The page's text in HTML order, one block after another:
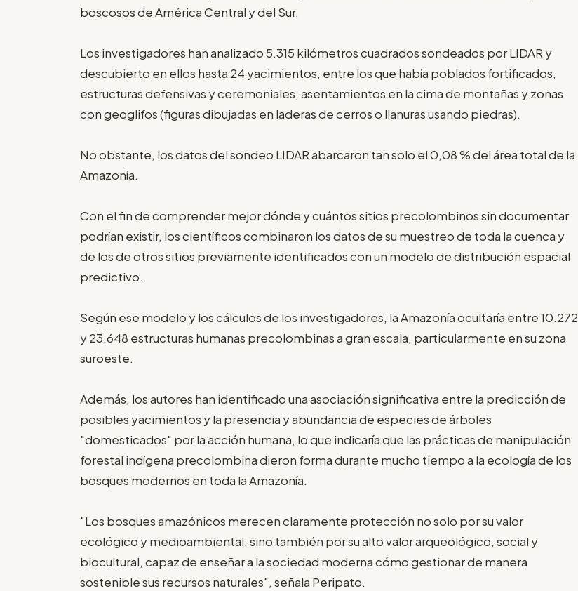
boscosos de América Central y del Sur.
Los investigadores han analizado 5.315 kilómetros cuadrados sondeados por LIDAR y
descubierto en ellos hasta 24 yacimientos, entre los que había poblados fortificados,
estructuras defensivas y ceremoniales, asentamientos en la cima de montañas y zonas
con geoglifos (figuras dibujadas en laderas de cerros o llanuras usando piedras).
No obstante, los datos del sondeo LIDAR abarcaron tan solo el 0,08 % del área total de la
Amazonía.
Con el fin de comprender mejor dónde y cuántos sitios precolombinos sin documentar
podrían existir, los científicos combinaron los datos de su muestreo de toda la cuenca y
de los de otros sitios previamente identificados con un modelo de distribución espacial
predictivo.
Según ese modelo y los cálculos de los investigadores, la Amazonía ocultaría entre 10.272
y 23.648 estructuras humanas precolombinas a gran escala, particularmente en su zona
suroeste.
Además, los autores han identificado una asociación significativa entre la predicción de
posibles yacimientos y la presencia y abundancia de especies de árboles
"domesticados" por la acción humana, lo que indicaría que las prácticas de manipulación
forestal indígena precolombina dieron forma durante mucho tiempo a la ecología de los
bosques modernos en toda la Amazonía.
"Los bosques amazónicos merecen claramente protección no solo por su valor
ecológico y medioambiental, sino también por su alto valor arqueológico, social y
biocultural, capaz de enseñar a la sociedad moderna cómo gestionar de manera
sostenible sus recursos naturales", señala Peripato.